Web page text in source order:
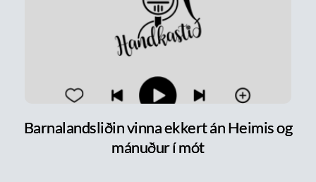
Barnalandsliðin vinna ekkert án Heimis og
mánuður í mót